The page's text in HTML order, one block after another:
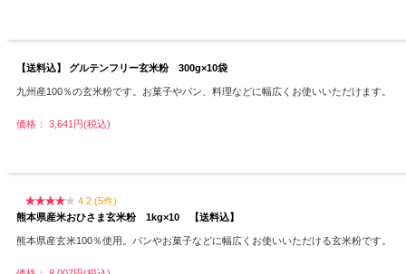
【送料込】 グルテンフリー玄米粉 300g×10袋
九州産100％の玄米粉です。お菓子やパン、料理などに幅広くお使いいただけます。
価格： 3,641円(税込)
4.2 (5件)
熊本県産米おひさま玄米粉 1kg×10 【送料込】
熊本県産玄米100％使用。パンやお菓子などに幅広くお使いいただける玄米粉です。